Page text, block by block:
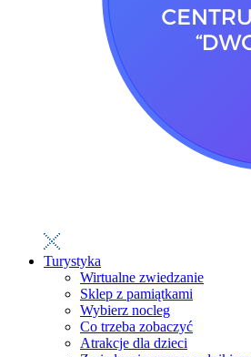
Turystyka
Wirtualne zwiedzanie
Sklep z pamiątkami
Wybierz nocleg
Co trzeba zobaczyć
Atrakcje dla dzieci